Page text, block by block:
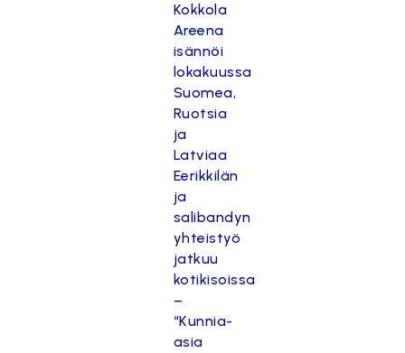
Kokkola
Areena
isännöi
lokakuussa
Suomea,
Ruotsia
ja
Latviaa
Eerikkilän
ja
salibandyn
yhteistyö
jatkuu
kotikisoissa
–
“Kunnia-
asia